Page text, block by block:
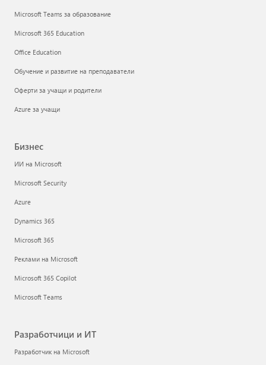
Microsoft Teams за образование
Microsoft 365 Education
Office Education
Обучение и развитие на преподаватели
Оферти за учащи и родители
Azure за учащи
Бизнес
ИИ на Microsoft
Microsoft Security
Azure
Dynamics 365
Microsoft 365
Реклами на Microsoft
Microsoft 365 Copilot
Microsoft Teams
Разработчици и ИТ
Разработчик на Microsoft